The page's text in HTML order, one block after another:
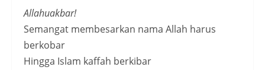
Allahuakbar!
Semangat membesarkan nama Allah harus
berkobar
Hingga Islam kaffah berkibar